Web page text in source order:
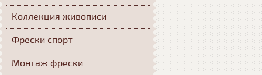
Коллекция живописи
Фрески спорт
Монтаж фрески